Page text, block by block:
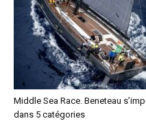
Middle Sea Race. Beneteau
dans 5 catégories